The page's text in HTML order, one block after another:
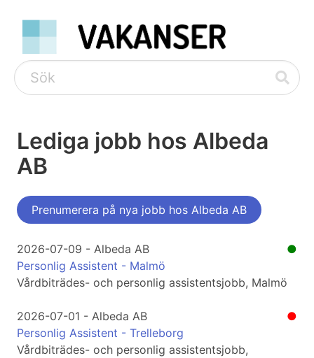
Lediga jobb hos Albeda
AB
Prenumerera på nya jobb hos Albeda AB
●
2026-07-09 - Albeda AB
Personlig Assistent - Malmö
Vårdbiträdes- och personlig assistentsjobb, Malmö
●
2026-07-01 - Albeda AB
Personlig Assistent - Trelleborg
Vårdbiträdes- och personlig assistentsjobb,